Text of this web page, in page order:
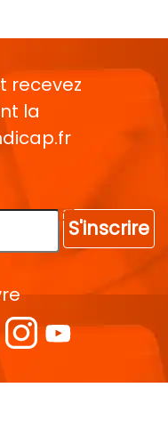
recevez
la
S'inscrire